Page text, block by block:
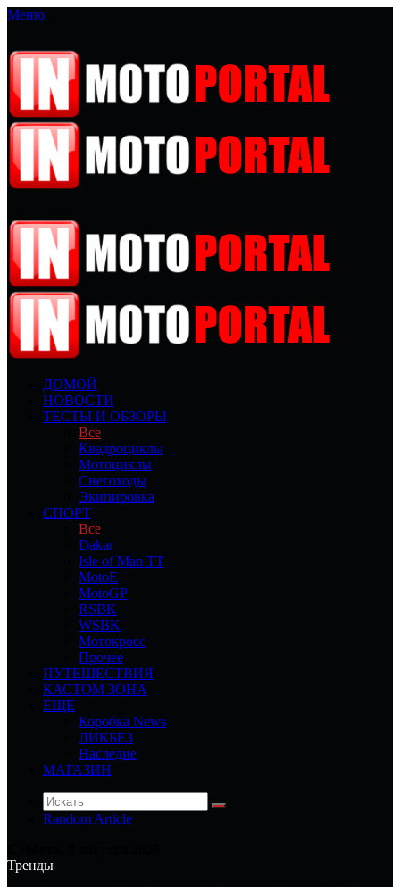
Меню
ДОМОЙ
НОВОСТИ
ТЕСТЫ И ОБЗОРЫ
Все
Квадроциклы
Мотоциклы
Снегоходы
Экипировка
СПОРТ
Все
Dakar
Isle of Man TT
MotoE
MotoGP
RSBK
WSBK
Мотокросс
Прочее
ПУТЕШЕСТВИЯ
КАСТОМ ЗОНА
ЕЩЕ
Коробка News
ЛИКБЕЗ
Наследие
МАГАЗИН
Random Article
Тренды